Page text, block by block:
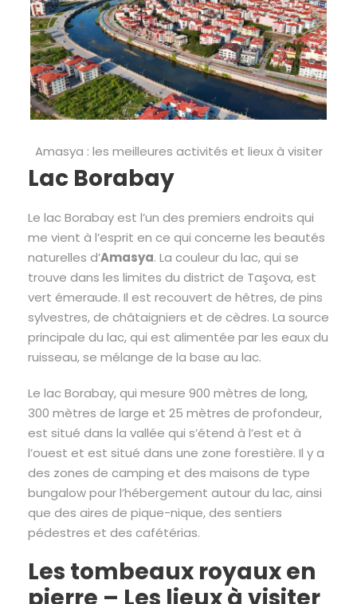
Amasya : les meilleures activités et lieux à visiter
Lac Borabay
Le lac Borabay est l’un des premiers endroits qui
me vient à l’esprit en ce qui concerne les beautés
naturelles d’Amasya. La couleur du lac, qui se
trouve dans les limites du district de Taşova, est
vert émeraude. Il est recouvert de hêtres, de pins
sylvestres, de châtaigniers et de cèdres. La source
principale du lac, qui est alimentée par les eaux du
ruisseau, se mélange de la base au lac.
Le lac Borabay, qui mesure 900 mètres de long,
300 mètres de large et 25 mètres de profondeur,
est situé dans la vallée qui s’étend à l’est et à
l’ouest et est situé dans une zone forestière. Il y a
des zones de camping et des maisons de type
bungalow pour l’hébergement autour du lac, ainsi
que des aires de pique-nique, des sentiers
pédestres et des cafétérias.
Les tombeaux royaux en